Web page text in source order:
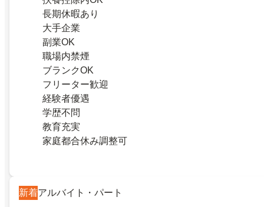
長期休暇あり
大手企業
副業OK
職場内禁煙
ブランクOK
フリーター歓迎
経験者優遇
学歴不問
教育充実
家庭都合休み調整可
新着アルバイト・パート